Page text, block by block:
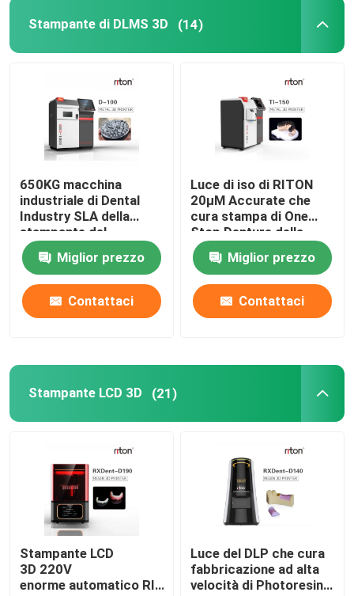
Stampante LCD 3D
Resina fotosensibile
3D stampante Metal Powder
Stampante industriale della resina 3D
Stampante medica 3D
Stampante dei gioielli 3D
Stampante automobilistica 3D
stampante di titanio 3d
Macchina di CNC di Digital
Stampante di DLMS 3D (14)
650KG macchina
industriale di Dental
Industry SLA della
stampante del
compatto DLMS 3D
Miglior prezzo
Contattaci
Luce di iso di RITON
20μM Accurate che
cura stampa di One
Stop Denture della
stampante 3D
Miglior prezzo
Contattaci
Stampante LCD 3D (21)
Stampante LCD
3D 220V
enorme automatico RITON della
Luce del DLP che cura
fabbricazione ad alta
velocità di Photoresin